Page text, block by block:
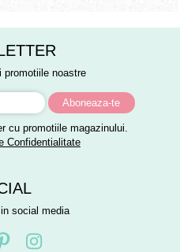
promotiile noastre
cu promotiile magazinului.
Confidentialitate
social media